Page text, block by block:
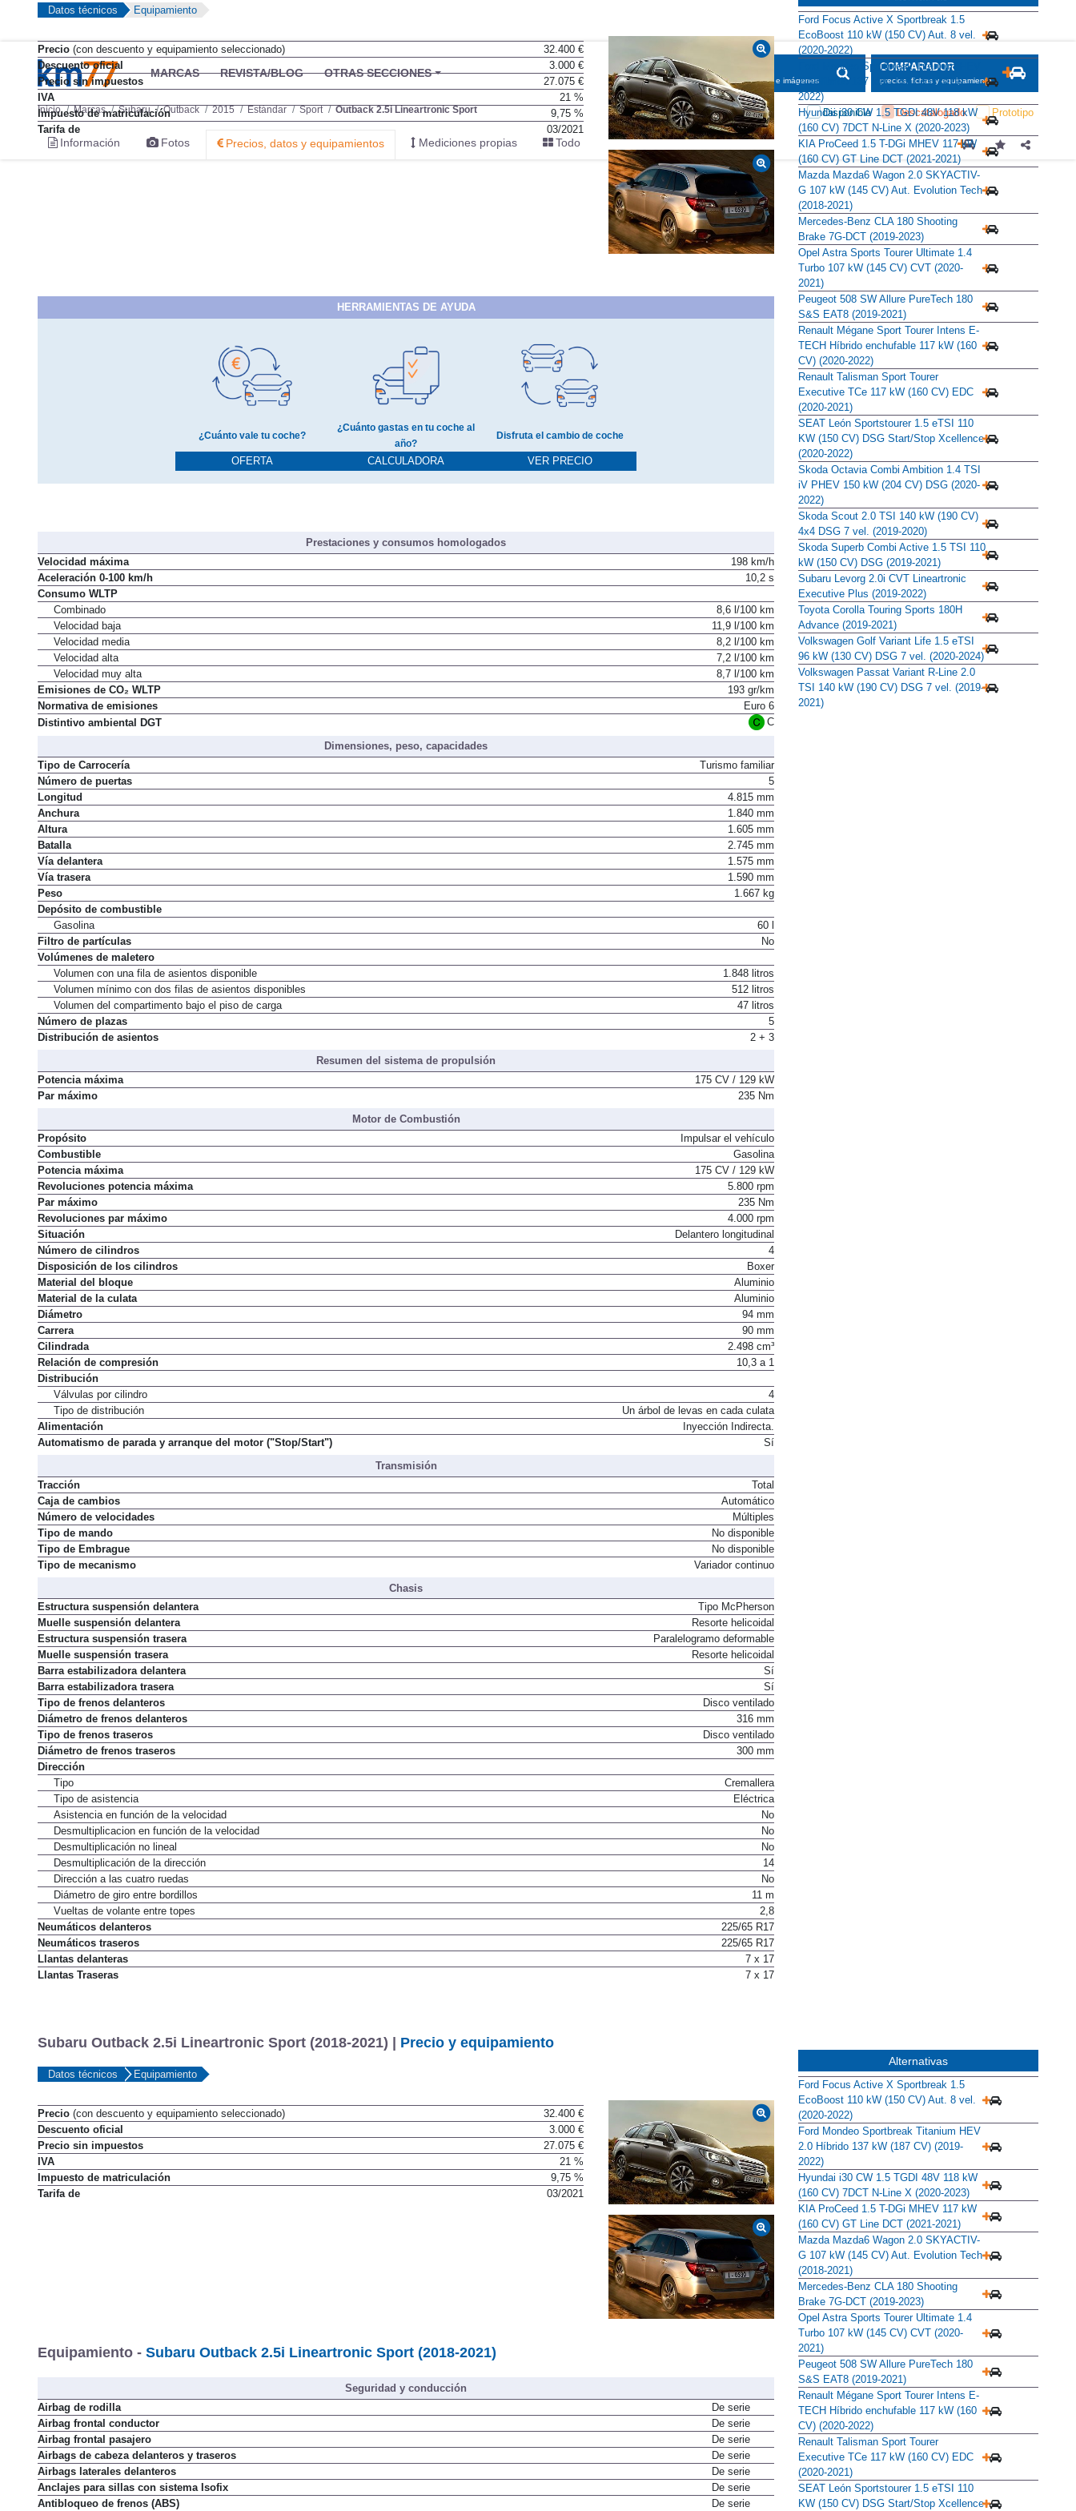
Precio(con descuento y equipamiento seleccionado)
32.400 €
Descuento oficial
3.000 €
Precio sin impuestos
27.075 €
IVA
21 %
Impuesto de matriculación
9,75 %
Tarifa de
03/2021
HERRAMIENTAS DE AYUDA
OFERTA
¿Cuánto gastas en tu coche al
año?
CALCULADORA VER PRECIO
Prestaciones y consumos homologados
Velocidad máxima
198 km/h
Aceleración 0-100 km/h
Consumo WLTP
Combinado
8,6 l/100 km
Velocidad baja
11,9 l/100 km
Velocidad media
8,2 l/100 km
Velocidad alta
7,2 l/100 km
Velocidad muy alta
8,7 l/100 km
Emisiones de CO₂ WLTP
193 gr/km
Normativa de emisiones
Euro 6
Dimensiones, peso, capacidades
Tipo de Carrocería
Turismo familiar
Número de puertas
5
Longitud
4.815 mm
Anchura
1.840 mm
Altura
1.605 mm
Batalla
2.745 mm
Vía delantera
1.575 mm
Vía trasera
1.590 mm
Peso
Depósito de combustible
Gasolina
60 l
Filtro de partículas
Volúmenes de maletero
Volumen con una fila de asientos disponible
1.848 litros
Volumen mínimo con dos filas de asientos disponibles
512 litros
Volumen del compartimento bajo el piso de carga
47 litros
Número de plazas
5
Resumen del sistema de propulsión
Potencia máxima
175 CV / 129 kW
Motor de Combustión
Propósito
Impulsar el vehículo
Combustible
Gasolina
Potencia máxima
175 CV / 129 kW
Revoluciones potencia máxima
5.800 rpm
Par máximo
235 Nm
Revoluciones par máximo
4.000 rpm
Situación
Delantero longitudinal
Número de cilindros
4
Disposición de los cilindros
Boxer
Material del bloque
Aluminio
Material de la culata
Aluminio
Diámetro
94 mm
Carrera
90 mm
Cilindrada
2.498 cm³
Relación de compresión
Distribución
Válvulas por cilindro
4
Tipo de distribución
Un árbol de levas en cada culata
Alimentación
Inyección Indirecta.
Transmisión
Tracción
Total
Caja de cambios
Automático
Número de velocidades
Múltiples
Tipo de mando
No disponible
Tipo de Embrague
No disponible
Chasis
Estructura suspensión delantera
Tipo McPherson
Muelle suspensión delantera
Resorte helicoidal
Estructura suspensión trasera
Paralelogramo deformable
Muelle suspensión trasera
Resorte helicoidal
Barra estabilizadora delantera
Sí
Barra estabilizadora trasera
Sí
Tipo de frenos delanteros
Disco ventilado
Diámetro de frenos delanteros
316 mm
Tipo de frenos traseros
Disco ventilado
Diámetro de frenos traseros
Dirección
Tipo
Cremallera
Tipo de asistencia
Eléctrica
Asistencia en función de la velocidad
No
Desmultiplicacion en función de la velocidad
No
Desmultiplicación no lineal
No
Desmultiplicación de la dirección
14
Dirección a las cuatro ruedas
No
Diámetro de giro entre bordillos
11 m
Vueltas de volante entre topes
2,8
Neumáticos delanteros
225/65 R17
Neumáticos traseros
225/65 R17
Llantas delanteras
7 x 17
Alternativas
Ford Focus Active X Sportbreak 1.5
EcoBoost 110 kW (150 CV) Aut. 8 vel.
Ford Mondeo Sportbreak Titanium HEV
2.0 Híbrido 137 kW (187 CV) (2019-
2022)
Hyundai i30 CW 1.5 TGDI 48V 118 kW
(160 CV) 7DCT N-Line X (2020-2023)
KIA ProCeed 1.5 T-DGi MHEV 117 kW
(160 CV) GT Line DCT (2021-2021)
Mazda Mazda6 Wagon 2.0 SKYACTIV-
G 107 kW (145 CV) Aut. Evolution Tech
(2018-2021)
Mercedes-Benz CLA 180 Shooting
Brake 7G-DCT (2019-2023)
Opel Astra Sports Tourer Ultimate 1.4
Turbo 107 kW (145 CV) CVT (2020-
2021)
Peugeot 508 SW Allure PureTech 180
S&S EAT8 (2019-2021)
Renault Mégane Sport Tourer Intens E-
TECH Híbrido enchufable 117 kW (160
CV) (2020-2022)
Renault Talisman Sport Tourer
Executive TCe 117 kW (160 CV) EDC
(2020-2021)
SEAT León Sportstourer 1.5 eTSI 110
KW (150 CV) DSG Start/Stop Xcellence
(2020-2022)
Skoda Octavia Combi Ambition 1.4 TSI
iV PHEV 150 kW (204 CV) DSG (2020-
2022)
Skoda Scout 2.0 TSI 140 kW (190 CV)
4x4 DSG 7 vel. (2019-2020)
Skoda Superb Combi Active 1.5 TSI 110
kW (150 CV) DSG (2019-2021)
Subaru Levorg 2.0i CVT Lineartronic
Executive Plus (2019-2022)
Toyota Corolla Touring Sports 180H
Advance (2019-2021)
Volkswagen Golf Variant Life 1.5 eTSI
96 kW (130 CV) DSG 7 vel. (2020-2024)
Volkswagen Passat Variant R-Line 2.0
TSI 140 kW (190 CV) DSG 7 vel. (2019-
Subaru Outback 2.5i Lineartronic Sport (2018-2021) | Precio y equipamiento
Precio(con descuento y equipamiento seleccionado)
32.400 €
Descuento oficial
3.000 €
Precio sin impuestos
27.075 €
IVA
21 %
Impuesto de matriculación
9,75 %
Equipamiento - Subaru Outback 2.5i Lineartronic Sport (2018-2021)
Seguridad y conducción
Airbag de rodilla
De serie
Airbag frontal conductor
De serie
Airbag frontal pasajero
De serie
Airbags de cabeza delanteros y traseros
De serie
Airbags laterales delanteros
De serie
Anclajes para sillas con sistema Isofix
De serie
Alternativas
Ford Focus Active X Sportbreak 1.5
EcoBoost 110 kW (150 CV) Aut. 8 vel.
(2020-2022)
Ford Mondeo Sportbreak Titanium HEV
2.0 Híbrido 137 kW (187 CV) (2019-
2022)
Hyundai i30 CW 1.5 TGDI 48V 118 kW
(160 CV) 7DCT N-Line X (2020-2023)
KIA ProCeed 1.5 T-DGi MHEV 117 kW
(160 CV) GT Line DCT (2021-2021)
Mazda Mazda6 Wagon 2.0 SKYACTIV-
G 107 kW (145 CV) Aut. Evolution Tech
(2018-2021)
Mercedes-Benz CLA 180 Shooting
Brake 7G-DCT (2019-2023)
Opel Astra Sports Tourer Ultimate 1.4
Turbo 107 kW (145 CV) CVT (2020-
2021)
Peugeot 508 SW Allure PureTech 180
S&S EAT8 (2019-2021)
Renault Mégane Sport Tourer Intens E-
TECH Híbrido enchufable 117 kW (160
CV) (2020-2022)
Renault Talisman Sport Tourer
Executive TCe 117 kW (160 CV) EDC
(2020-2021)
SEAT León Sportstourer 1.5 eTSI 110